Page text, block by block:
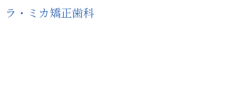
ラ・ミカ矯正歯科